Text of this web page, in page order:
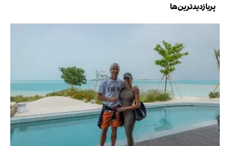
پربازدیدترین‌ها